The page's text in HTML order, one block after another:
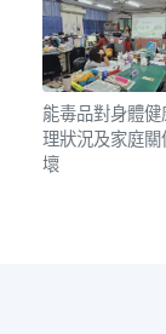
能毒品對身體健
理狀況及家庭關
壞